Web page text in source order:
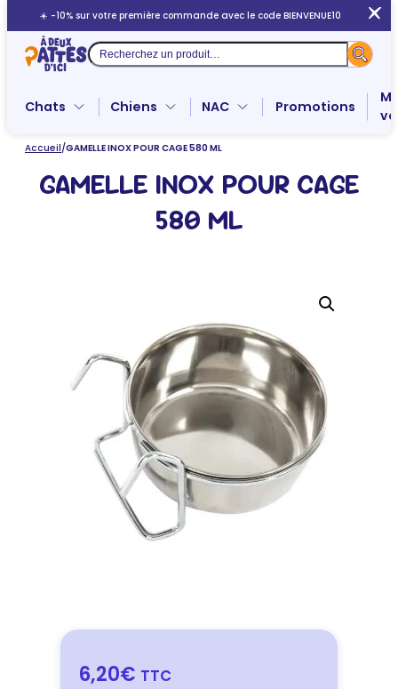
au
contenu
☀️ -10% sur votre première commande avec le code BIENVENUE10
Recherche
Chats Chiens NAC Promotions
Accueil/GAMELLE INOX POUR CAGE 580 ML
GAMELLE INOX POUR CAGE
580 ML
6,20€ TTC